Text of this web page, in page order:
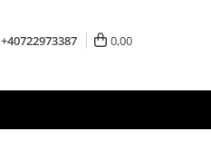
+40722973387 0,00